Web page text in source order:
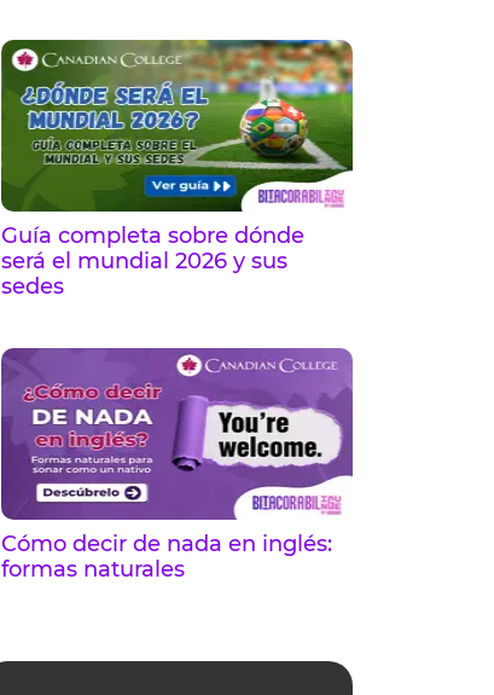
Guía completa sobre dónde
será el mundial 2026 y sus
sedes
Cómo decir de nada en inglés:
formas naturales